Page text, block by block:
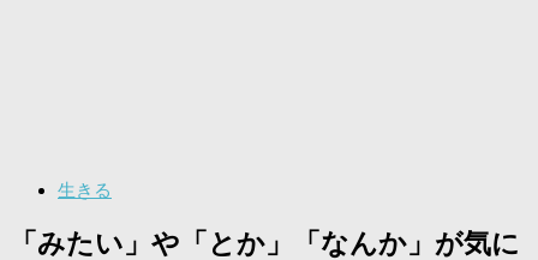
生きる
「みたい」や「とか」「なんか」が気に